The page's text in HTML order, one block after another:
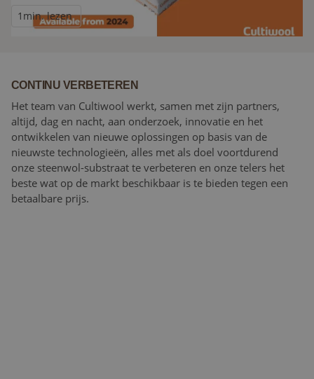
1 min. lezen
CONTINU VERBETEREN
Het team van Cultiwool werkt, samen met zijn partners,
altijd, dag en nacht, aan onderzoek, innovatie en het
ontwikkelen van nieuwe oplossingen op basis van de
nieuwste technologieën, alles met als doel voortdurend
onze steenwol-substraat te verbeteren en onze telers het
beste wat op de markt beschikbaar is te bieden tegen een
betaalbare prijs.